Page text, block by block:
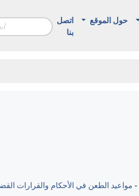
حول الموقع
اتصل
بنا
- مواعيد الطعن في الأحكام والقرارات